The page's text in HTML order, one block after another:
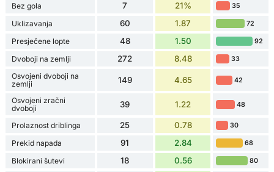
Bez gola 7 21% 35
Uklizavanja 60 1.87 72
Presječene lopte 48 1.50 92
Dvoboji na zemlji 272 8.48 33
Osvojeni dvoboji na
zemlji
149 4.65 42
Osvojeni zračni
dvoboji
39 1.22 48
Prolaznost driblinga 25 0.78 30
Prekid napada 91 2.84 68
Blokirani šutevi 18 0.56 80